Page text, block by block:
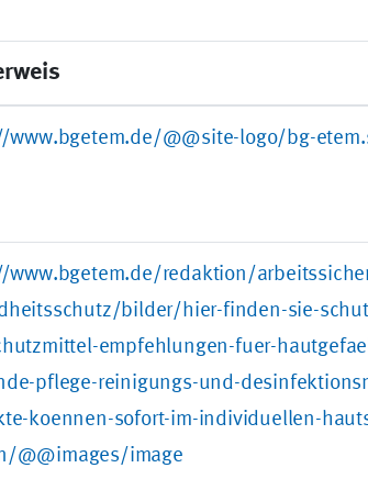
www.bgetem.de/@@site-logo/bg-
www.bgetem.de/redaktion/
bilder/hier-finden-sie-
empfehlungen-fuer-
pflege-reinigungs-und-
koennen-sofort-im-individuellen-
@@images/image